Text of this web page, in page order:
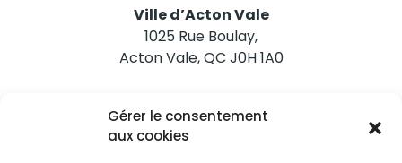
Gérer le consentement
aux cookies
Ville d’Acton Vale
1025 Rue Boulay,
Acton Vale, QC J0H 1A0
Nous joindre
Tél. 450 546-2703